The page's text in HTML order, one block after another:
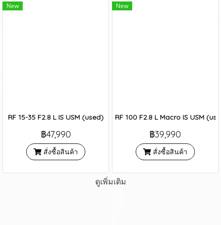
New
RF 15-35 F2.8 L IS USM (used)
฿47,990
สั่งซื้อสินค้า
New
RF 100 F2.8 L Macro IS USM
฿39,990
สั่งซื้อสินค้า
ดูเพิ่มเติม